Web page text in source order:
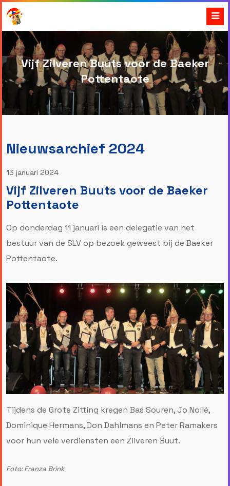
Vijf Zilveren Buuts voor de Baeker
Pottentaote
Nieuwsarchief 2024
13 januari 2024
Vijf Zilveren Buuts voor de Baeker
Pottentaote
Op donderdag 11 januari is een delegatie van het
bestuur van de SLV op bezoek geweest bij de Baeker
Pottentaote.
Tijdens de Grote Zitting kregen Bas Souren, Jo Nollé,
Dominique Hermans, Don Dahlmans en Peter Ramakers
voor hun vele verdiensten een Zilveren Buut.
Foto: Franza Brink